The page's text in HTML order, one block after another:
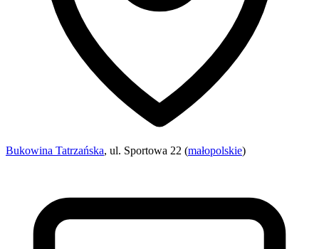
Bukowina Tatrzańska, ul. Sportowa 22 (małopolskie)